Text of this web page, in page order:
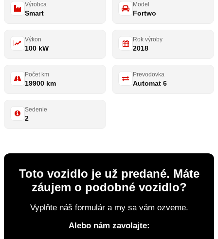
Výrobca
Smart
Model
Fortwo
Výkon
100 kW
Rok výroby
2018
Počet km
19900 km
Prevodovka
Automat 6
Sedenie
2
Toto vozidlo je už predané. Máte
záujem o podobné vozidlo?
Vyplňte náš formulár a my sa vám ozveme.
Alebo nám zavolajte: